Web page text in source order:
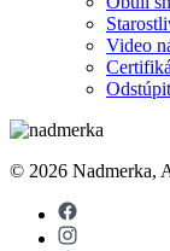
Video
© 2026 Nadmerka,